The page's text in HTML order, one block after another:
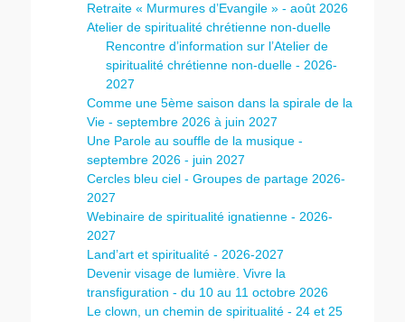
Retraite « Murmures d’Evangile » - août 2026
Atelier de spiritualité chrétienne non-duelle
Rencontre d’information sur l’Atelier de
spiritualité chrétienne non-duelle - 2026-
2027
Comme une 5ème saison dans la spirale de la
Vie - septembre 2026 à juin 2027
Une Parole au souffle de la musique -
septembre 2026 - juin 2027
Cercles bleu ciel - Groupes de partage 2026-
2027
Webinaire de spiritualité ignatienne - 2026-
2027
Land’art et spiritualité - 2026-2027
Devenir visage de lumière. Vivre la
transfiguration - du 10 au 11 octobre 2026
Le clown, un chemin de spiritualité - 24 et 25